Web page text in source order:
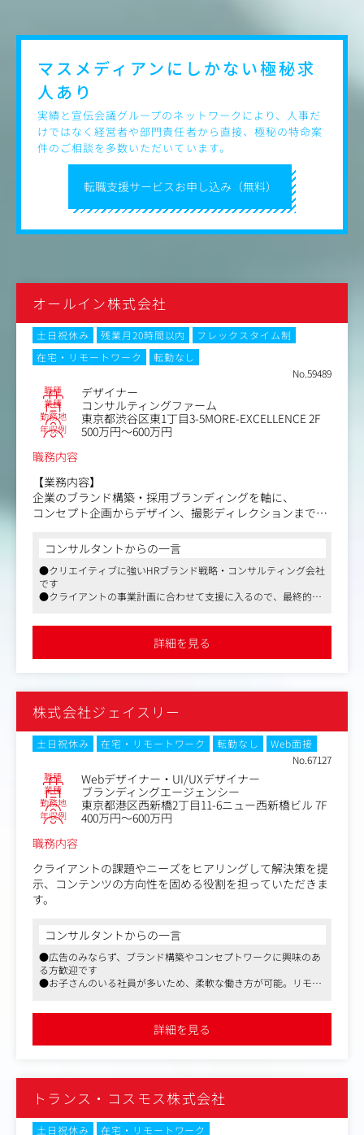
人材、住宅、旅行、飲食、美容、ブライダル、自動車、学
習、SaaSなど、リクルートが展開するあらゆるフェーズ、
規模、ドメインのプロダクトに横断デザイン組織として関
わることができます。
●多様なキャリアパスを許容
デザイン職能として多様なキャリアパスを許容し、プレイ
ヤーとしてデザインを突き詰めることも、リーダーとして
チームでデザインを推進していくこともできます。
伝業務にも展開していく予定です。
転職支援サービスお申し込み（無料）
マスメディアンにしかない極秘求
人あり
実績と宣伝会議グループのネットワークにより、人事だ
けではなく経営者や部門責任者から直接、極秘の特命案
件のご相談を多数いただいています。
オールイン株式会社
土日祝休み 残業月20時間以内
フレックスタイム制
在宅・リモートワーク
転勤なし
No.59489
職種 デザイナー
業種 コンサルティングファーム
勤務地 東京都渋谷区東1丁目3-5MORE-EXCELLENCE 2F
年収例
500万円～600万円
職務内容
【業務内容】
企業のブランド構築・採用ブランディングを軸に、
コンセプト企画からデザイン、撮影ディレクションまで一
陣・人事責任者と直接コミュニケーションし、企業の魅力
をどう表現するかという上流から関わることができます。
扱う領域は幅広く
ブランドコンセプトメイク
キャンペーン／広告制作
パンフレット・紙媒体全般
上げる醍醐味があります。
コンサルタントからの一言
●クリエイティブに強いHRブランド戦略・コンサルティング会社
です
●クライアントの事業計画に合わせて支援に入るので、最終的に
●出社の必要がなければリモートワークでの勤務になります。お
住まいやスキルによっては、フルリモートでのご就業も相談可能
です。残業も月20時間程度なので働きやすい環境です
詳細を見る
株式会社ジェイスリー
土日祝休み 在宅・リモートワーク 転勤なし
Web面接
No.67127
職種 Webデザイナー・UI/UXデザイナー
業種 ブランディングエージェンシー
勤務地 東京都港区西新橋2丁目11-6ニュー西新橋ビル 7F
年収例
400万円～600万円
職務内容
クライアントの課題やニーズをヒアリングして解決策を提
示、コンテンツの方向性を固める役割を担っていただきま
す。
コンサルタントからの一言
●広告のみならず、ブランド構築やコンセプトワークに興味のあ
る方歓迎です
●お子さんのいる社員が多いため、柔軟な働き方が可能。リモー
業界や自治体との取引実績、大手企業各社との直取引も行ってい
詳細を見る
トランス・コスモス株式会社
土日祝休み 在宅・リモートワーク